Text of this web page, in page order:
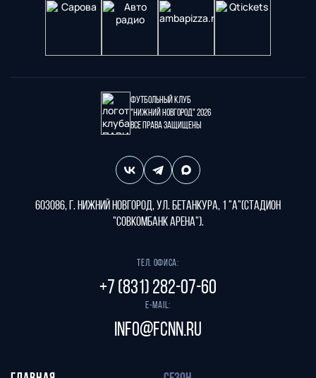
Футбольный клуб
"Нижний Новгород" 2026
Все права защищены
603086, г. Нижний Новгород, ул. Бетанкура, 1 "А"(стадион
"СОВКОМБАНК АРЕНА").
Тел. офиса:
+7 (831) 282-07-60
E-mail:
info@fcnn.ru